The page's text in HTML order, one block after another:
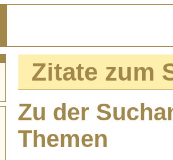
Zitate zum
Zu der
Themen